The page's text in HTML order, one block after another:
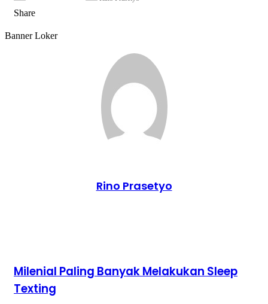
Share
via
Banner Loker
Rino Prasetyo
Milenial
Paling
Banyak
Milenial Paling Banyak Melakukan Sleep
Texting